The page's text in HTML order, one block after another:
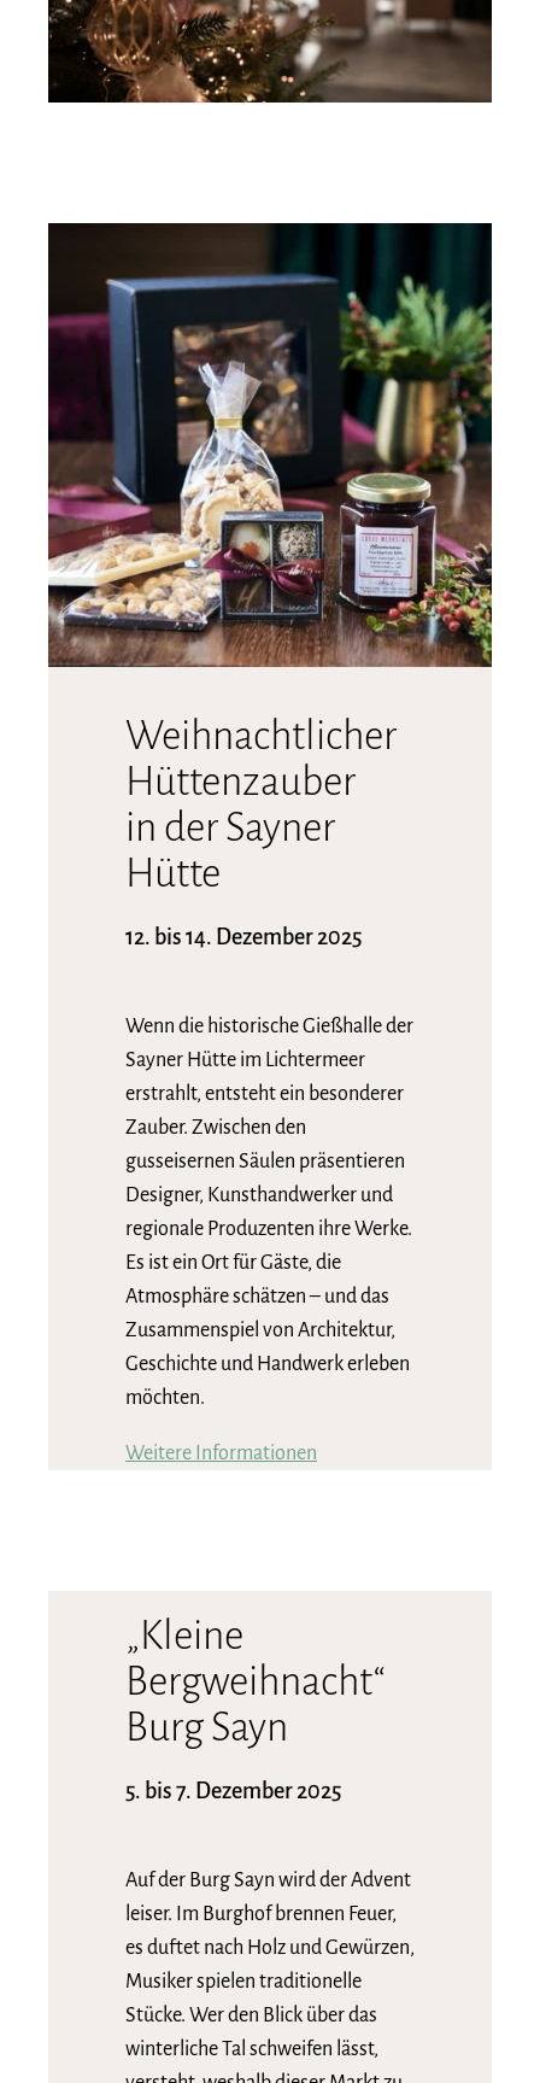
Weihnachtlicher
Hüttenzauber
in der Sayner
Hütte
12. bis 14. Dezember 2025
Wenn die historische Gießhalle der
Sayner Hütte im Lichtermeer
erstrahlt, entsteht ein besonderer
Zauber. Zwischen den
gusseisernen Säulen präsentieren
Designer, Kunsthandwerker und
regionale Produzenten ihre Werke.
Es ist ein Ort für Gäste, die
Atmosphäre schätzen – und das
Zusammenspiel von Architektur,
Geschichte und Handwerk erleben
möchten.
Weitere Informationen
„Kleine
Bergweihnacht“
Burg Sayn
5. bis 7. Dezember 2025
Auf der Burg Sayn wird der Advent
leiser. Im Burghof brennen Feuer,
es duftet nach Holz und Gewürzen,
Musiker spielen traditionelle
Stücke. Wer den Blick über das
winterliche Tal schweifen lässt,